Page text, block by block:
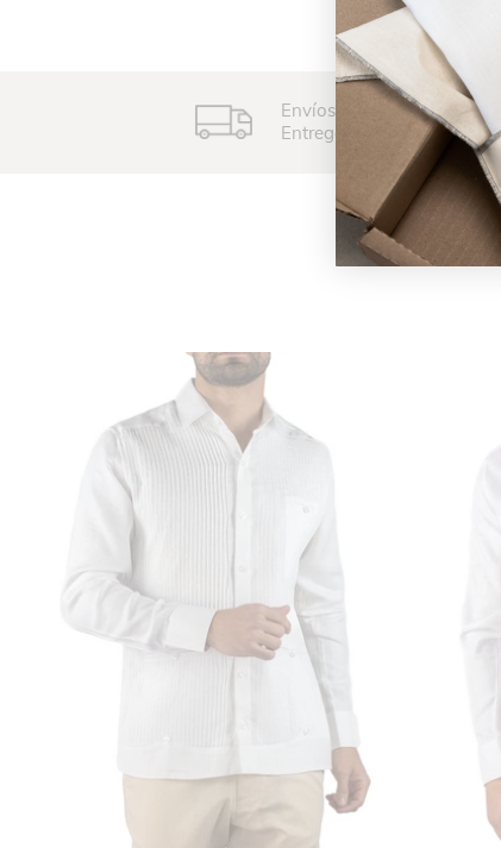
Envíos de 8-15 días hábiles
Entrega garantizada